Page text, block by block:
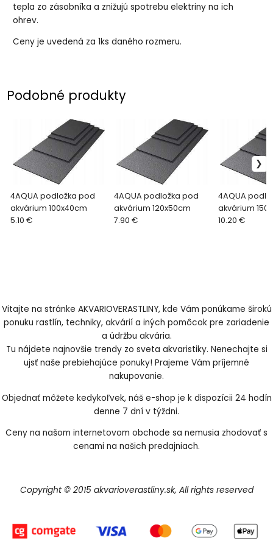
tepla zo zásobníka a znižujú spotrebu elektriny na ich
ohrev.
Ceny je uvedená za 1ks daného rozmeru.
Podobné produkty
4AQUA podložka pod
akvárium 100x40cm
5.10 €
4AQUA podložka pod
akvárium 120x50cm
7.90 €
4AQUA
akvárium
10.20 €
Vitajte na stránke AKVARIOVERASTLINY, kde Vám ponúkame širokú
ponuku rastlín, techniky, akvárií a iných pomôcok pre zariadenie
a údržbu akvária.
Tu nájdete najnovšie trendy zo sveta akvaristiky. Nenechajte si
ujsť naše prebiehajúce ponuky! Prajeme Vám príjemné
nakupovanie.
Objednať môžete kedykoľvek, náš e-shop je k dispozícii 24 hodín
denne 7 dní v týždni.
Ceny na našom internetovom obchode sa nemusia zhodovať s
cenami na našich predajniach.
Copyright © 2015 akvarioverastliny.sk, All rights reserved